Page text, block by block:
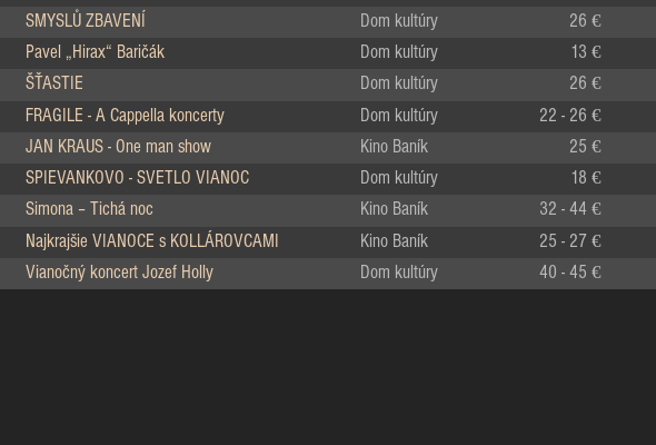
SMYSLŮ ZBAVENÍ Dom kultúry 26 €
Pavel „Hirax“ Baričák Dom kultúry 13 €
ŠŤASTIE Dom kultúry 26 €
FRAGILE - A Cappella koncerty Dom kultúry 22 - 26 €
JAN KRAUS - One man show Kino Baník 25 €
SPIEVANKOVO - SVETLO VIANOC Dom kultúry 18 €
Simona – Tichá noc Kino Baník 32 - 44 €
Najkrajšie VIANOCE s KOLLÁROVCAMI Kino Baník 25 - 27 €
Vianočný koncert Jozef Holly Dom kultúry 40 - 45 €